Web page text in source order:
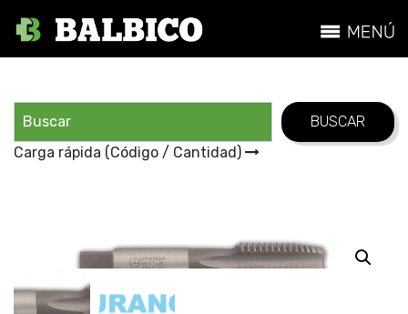
Carga rápida (Código / Cantidad)